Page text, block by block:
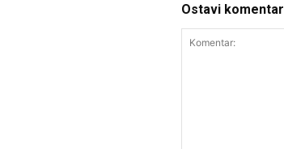
Ostavi komentar